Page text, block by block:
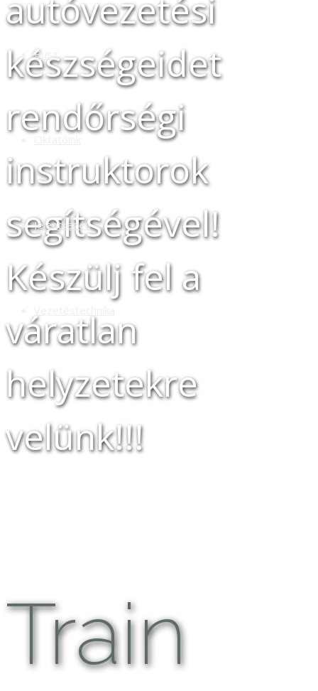
Busz
Jelentkezés
készségeidet
rendőrségi
instruktorok
segítségével!
Készülj fel a
váratlan
helyzetekre
velünk!!!
Train